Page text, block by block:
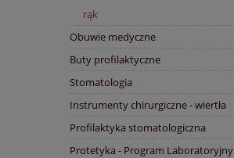
rąk
Obuwie medyczne
Buty profilaktyczne
Stomatologia
Instrumenty chirurgiczne - wiertła
Profilaktyka stomatologiczna
Protetyka - Program Laboratoryjny